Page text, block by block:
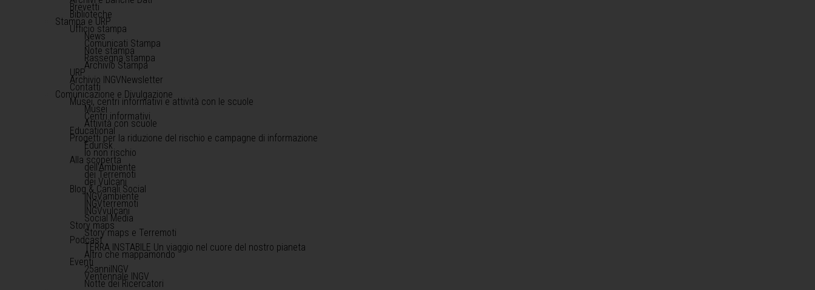
Brevetti
Biblioteche
Stampa e URP
Ufficio stampa
News
Comunicati Stampa
Note stampa
Rassegna stampa
Archivio Stampa
URP
Archivio INGVNewsletter
Contatti
Comunicazione e Divulgazione
Musei, centri informativi e attività con le scuole
Musei
Centri informativi
Attività con scuole
Educational
Progetti per la riduzione del rischio e campagne di informazione
Edurisk
Io non rischio
Alla scoperta
dell'Ambiente
dei Terremoti
dei Vulcani
Blog & Canali Social
INGVambiente
INGVterremoti
INGVvulcani
Social Media
Story maps
Story maps e Terremoti
Podcast
TERRA INSTABILE Un viaggio nel cuore del nostro pianeta
Altro che mappamondo
Eventi
25anniINGV
Ventennale INGV
Notte dei Ricercatori